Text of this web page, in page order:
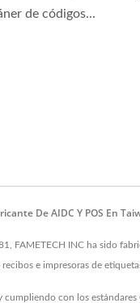
de códigos...
De AIDC Y POS En
FAMETECH INC ha sido
recibos e impresoras de
con los estándares